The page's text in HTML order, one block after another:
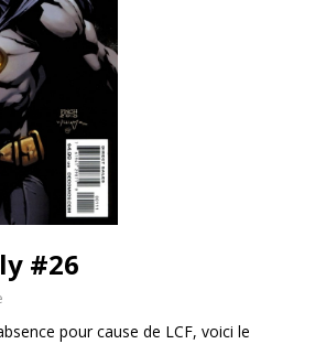
#26
pour cause de LCF, voici le